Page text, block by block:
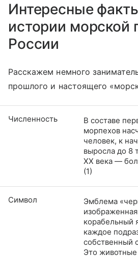
Интересные
истории морской
России
Расскажем немного
прошлого и настоящего
Численность
В составе
морпехов
человек, к
выросла до 8
ХХ века —
(1)
Символ
Эмблема
корабельный
каждое
собственный
Это